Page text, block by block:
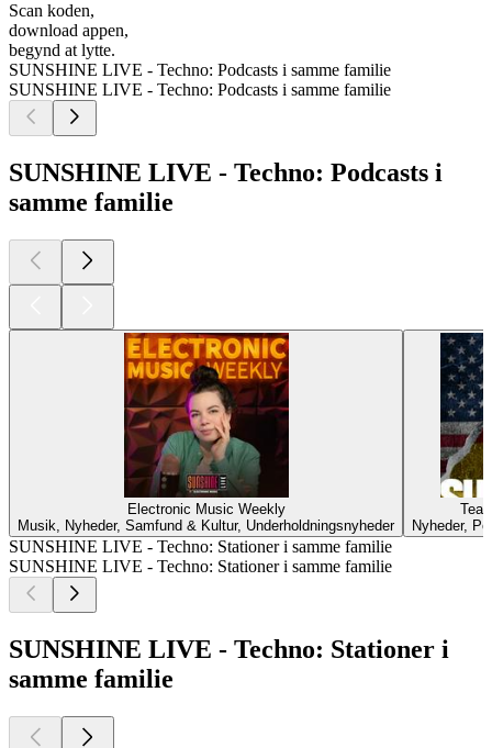
Scan koden,
download appen,
begynd at lytte.
SUNSHINE LIVE - Techno: Podcasts i samme familie
SUNSHINE LIVE - Techno: Podcasts i samme familie
SUNSHINE LIVE - Techno: Podcasts i
samme familie
Electronic Music Weekly
Musik, Nyheder, Samfund & Kultur, Underholdningsnyheder
Nyheder,
SUNSHINE LIVE - Techno: Stationer i samme familie
SUNSHINE LIVE - Techno: Stationer i samme familie
SUNSHINE LIVE - Techno: Stationer i
samme familie